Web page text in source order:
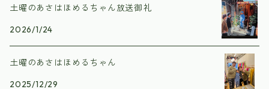
土曜のあさはほめるちゃん放送御礼
2026/1/24
土曜のあさはほめるちゃん
2025/12/29